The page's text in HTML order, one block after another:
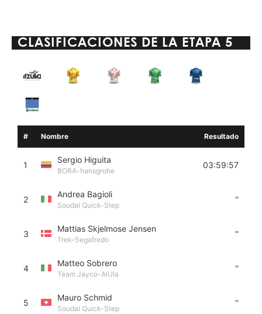
CLASIFICACIONES DE LA ETAPA 5
# Nombre Resultado
1
Sergio Higuita
BORA-hansgrohe
03:59:57
2
Andrea Bagioli
Soudal Quick-Step
''
3
Mattias Skjelmose Jensen
Trek-Segafredo
''
4
Matteo Sobrero
Team Jayco-AlUla
''
5
Mauro Schmid
Soudal Quick-Step
''